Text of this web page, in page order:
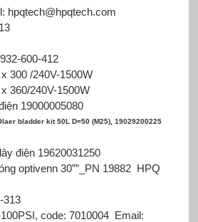
hpqtech@hpqtech.com
600-412
300 /240V-1500W
360/240V-1500W
19000005080
bladder kit 50L D=50 (M25), 19029200225
điện 19620031250
optivenn 30””_PN 19882 HPQ
313
code: 7010004 Email: